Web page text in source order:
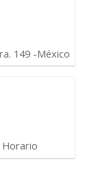
149 -México